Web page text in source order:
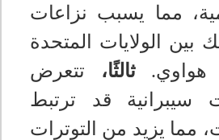
مما يسبب نزاعات
بين الولايات المتحدة
هواوي.ثالثًا، تتعرض
سيبرانية قد ترتبط
مما يزيد من التوترات